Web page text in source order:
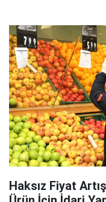
Haksız Fiyat